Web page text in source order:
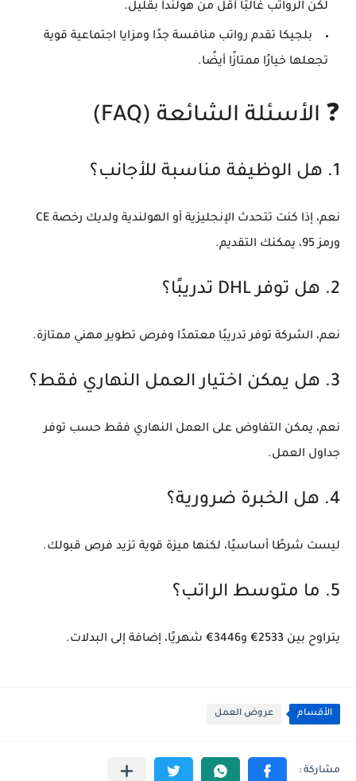
لكن الرواتب غالبًا أقل من هولندا بقليل.
بلجيكا تقدم رواتب منافسة جدًا ومزايا اجتماعية قوية
تجعلها خيارًا ممتازًا أيضًا.
❓ الأسئلة الشائعة (FAQ)
1. هل الوظيفة مناسبة للأجانب؟
نعم، إذا كنت تتحدث الإنجليزية أو الهولندية ولديك رخصة CE
ورمز 95، يمكنك التقديم.
2. هل توفر DHL تدريبًا؟
نعم، الشركة توفر تدريبًا معتمدًا وفرص تطوير مهني ممتازة.
3. هل يمكن اختيار العمل النهاري فقط؟
نعم، يمكن التفاوض على العمل النهاري فقط حسب توفر
جداول العمل.
4. هل الخبرة ضرورية؟
ليست شرطًا أساسيًا، لكنها ميزة قوية تزيد فرص قبولك.
5. ما متوسط الراتب؟
يتراوح بين 2533€ و3446€ شهريًا، إضافة إلى البدلات.
الأقسام عروض العمل